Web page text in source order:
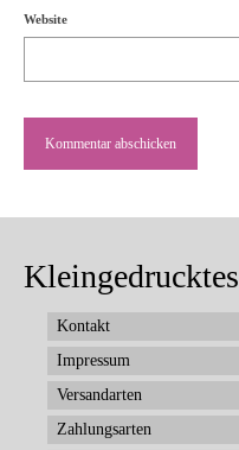
Website
Kleingedrucktes
Kontakt
Impressum
Versandarten
Zahlungsarten